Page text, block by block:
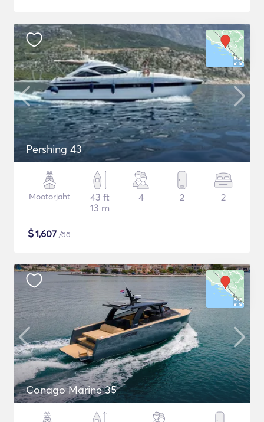
Pershing 43
Mootorjaht
43 ft
13 m
4 2 2
$1,607 /öö
Conago Marine 35